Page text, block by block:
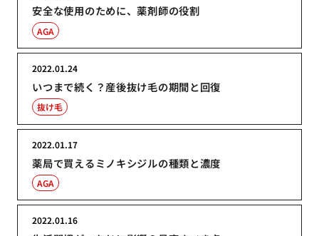
安全な使用のために、薬剤師の役割
AGA
いつまで続く？産後抜け毛の期間と回復
2022.01.24
抜け毛
薬局で買えるミノキシジルの種類と濃度
2022.01.17
AGA
2022.01.16